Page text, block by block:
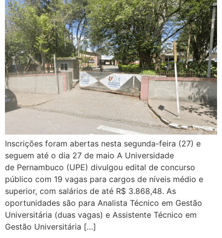
Inscrições foram abertas nesta segunda-feira (27) e
seguem até o dia 27 de maio A Universidade
de Pernambuco (UPE) divulgou edital de concurso
público com 19 vagas para cargos de níveis médio e
superior, com salários de até R$ 3.868,48. As
oportunidades são para Analista Técnico em Gestão
Universitária (duas vagas) e Assistente Técnico em
Gestão Universitária […]